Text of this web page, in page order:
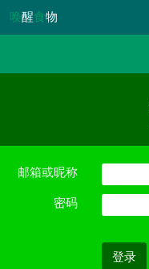
唤醒食物
邮箱或昵称
密码
登录